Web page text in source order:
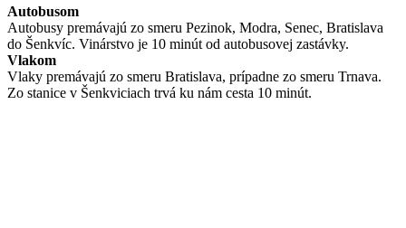
Autobusom
Autobusy premávajú zo smeru Pezinok, Modra, Senec, Bratislava
do Šenkvíc. Vinárstvo je 10 minút od autobusovej zastávky.
Vlakom
Vlaky premávajú zo smeru Bratislava, prípadne zo smeru Trnava.
Zo stanice v Šenkviciach trvá ku nám cesta 10 minút.